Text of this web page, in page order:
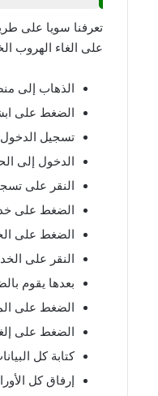
تعرفنا سويا على
على الغاء الهروب
الذهاب إلى
الضغط على
تسجيل
الدخول إلى
النقر على
الضغط على
الضغط على
النقر على
بعدها يقوم
الضغط على
الضغط على
كتابة كل
إرفاق كل